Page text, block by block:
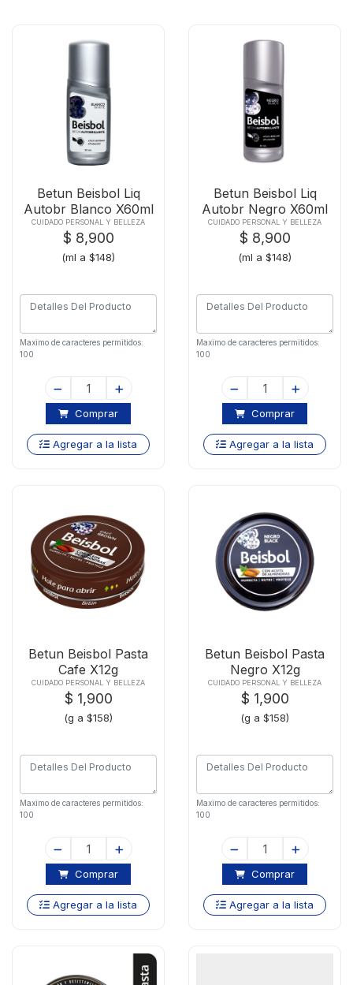
Betun Beisbol Liq
Autobr Blanco X60ml
CUIDADO PERSONAL Y BELLEZA
$ 8,900
(ml a $148)
Maximo de caracteres permitidos:
100
Comprar
Agregar a la lista
Betun Beisbol Liq
Autobr Negro X60ml
CUIDADO PERSONAL Y BELLEZA
$ 8,900
(ml a $148)
Maximo de caracteres permitidos:
100
Comprar
Agregar a la lista
Betun Beisbol Pasta
Cafe X12g
CUIDADO PERSONAL Y BELLEZA
$ 1,900
(g a $158)
Maximo de caracteres permitidos:
100
Comprar
Agregar a la lista
Betun Beisbol Pasta
Negro X12g
CUIDADO PERSONAL Y BELLEZA
$ 1,900
(g a $158)
Maximo de caracteres permitidos:
100
Comprar
Agregar a la lista